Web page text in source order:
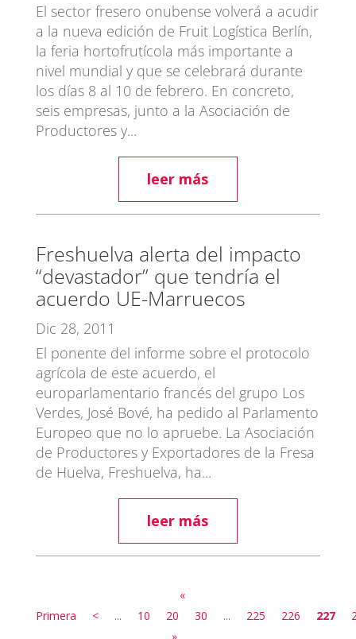
El sector fresero onubense volverá a acudir
a la nueva edición de Fruit Logística Berlín,
la feria hortofrutícola más importante a
nivel mundial y que se celebrará durante
los días 8 al 10 de febrero. En concreto,
seis empresas, junto a la Asociación de
Productores y...
leer más
Freshuelva alerta del impacto
“devastador” que tendría el
acuerdo UE-Marruecos
Dic 28, 2011
El ponente del informe sobre el protocolo
agrícola de este acuerdo, el
europarlamentario francés del grupo Los
Verdes, José Bové, ha pedido al Parlamento
Europeo que no lo apruebe. La Asociación
de Productores y Exportadores de la Fresa
de Huelva, Freshuelva, ha...
leer más
«
Primera
< ... 10 20 30 ... 225 226 227
»